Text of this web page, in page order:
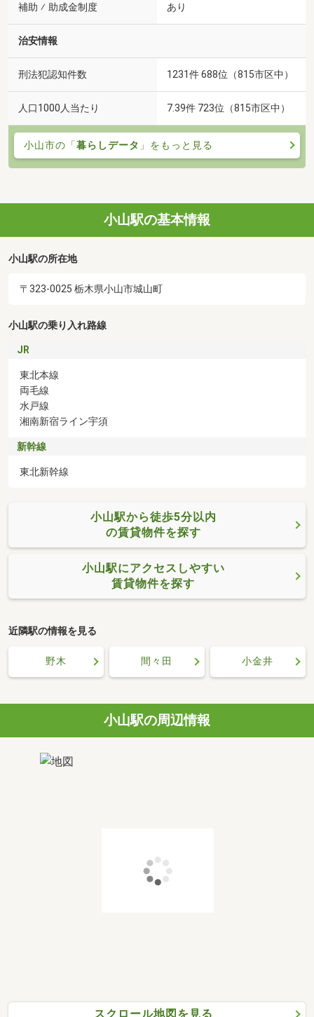
補助 ⁄ 助成金制度 あり
治安情報
刑法犯認知件数 1231件 688位（815市区中）
人口1000人当たり 7.39件 723位（815市区中）
小山市の「暮らしデータ 」をもっと見る
小山駅の基本情報
小山駅の所在地
〒323-0025 栃木県小山市城山町
小山駅の乗り入れ路線
JR
東北本線
両毛線
水戸線
湘南新宿ライン宇須
新幹線
東北新幹線
小山駅から徒歩5分以内
の賃貸物件を探す
小山駅にアクセスしやすい
賃貸物件を探す
近隣駅の情報を見る
野木 間々田 小金井
小山駅の周辺情報
スクロール地図を見る